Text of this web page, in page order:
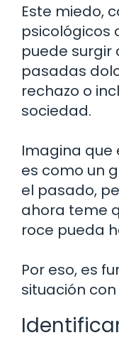
Este miedo,
psicológicos
puede surgir
pasadas
rechazo o
sociedad.
Imagina que
es como un
el pasado,
ahora teme
roce pueda
Por eso, es
situación